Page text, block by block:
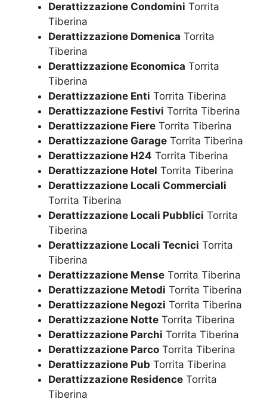
Derattizzazione Condomini Torrita
Tiberina
Derattizzazione Domenica Torrita
Tiberina
Derattizzazione Economica Torrita
Tiberina
Derattizzazione Enti Torrita Tiberina
Derattizzazione Festivi Torrita Tiberina
Derattizzazione Fiere Torrita Tiberina
Derattizzazione Garage Torrita Tiberina
Derattizzazione H24 Torrita Tiberina
Derattizzazione Hotel Torrita Tiberina
Derattizzazione Locali Commerciali
Torrita Tiberina
Derattizzazione Locali Pubblici Torrita
Tiberina
Derattizzazione Locali Tecnici Torrita
Tiberina
Derattizzazione Mense Torrita Tiberina
Derattizzazione Metodi Torrita Tiberina
Derattizzazione Negozi Torrita Tiberina
Derattizzazione Notte Torrita Tiberina
Derattizzazione Parchi Torrita Tiberina
Derattizzazione Parco Torrita Tiberina
Derattizzazione Pub Torrita Tiberina
Derattizzazione Residence Torrita
Tiberina